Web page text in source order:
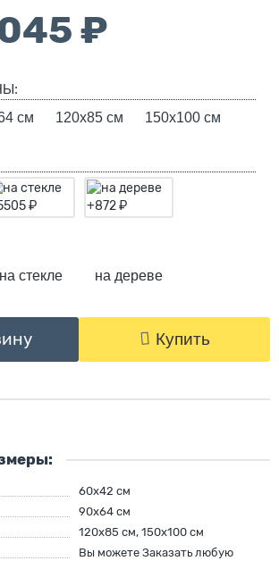
₽
см 120х85 см 150х100 см
на стекле на дереве
Купить
60х42 см
90х64 см
120х85 см, 150х100 см
Вы можете Заказать любую